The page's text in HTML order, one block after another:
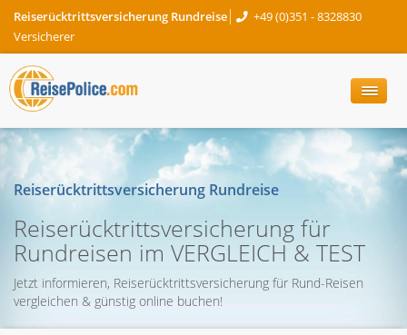
Reiserücktrittsversicherung Rundreise
+49 (0)351 - 8328830
Versicherer
Reiserücktrittsversicherung Rundreise
Reiserücktrittsversicherung für
Rundreisen im VERGLEICH & TEST
Jetzt informieren, Reiserücktrittsversicherung für Rund-Reisen
vergleichen & günstig online buchen!